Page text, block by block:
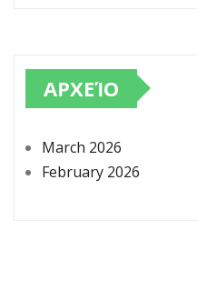
ΑΡΧΕΊΟ
March 2026
February 2026